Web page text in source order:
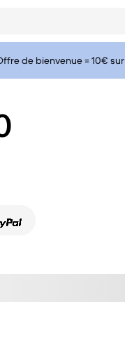
de bienvenue = 10€